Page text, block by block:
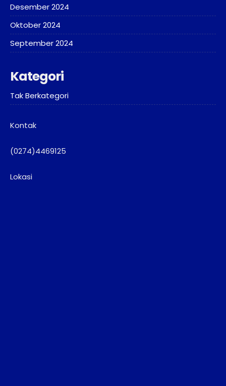
Desember 2024
Oktober 2024
September 2024
Kategori
Tak Berkategori
Kontak
(0274)4469125
Lokasi